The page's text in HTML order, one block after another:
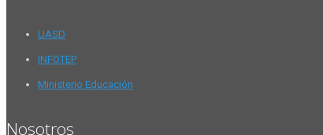
UASD
INFOTEP
Ministerio Educación
Nosotros